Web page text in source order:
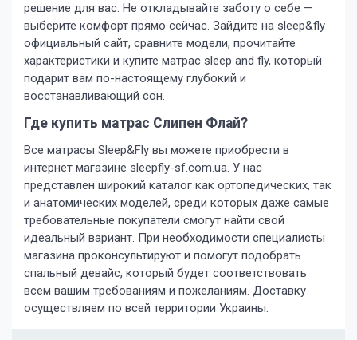
решение для вас. Не откладывайте заботу о себе —
выберите комфорт прямо сейчас. Зайдите на sleep&fly
официальный сайт, сравните модели, прочитайте
характеристики и купите матрас sleep and fly, который
подарит вам по-настоящему глубокий и
восстанавливающий сон.
Где купить матрас Слипен Флай?
Все матрасы Sleep&Fly вы можете приобрести в
интернет магазине sleepfly-sf.com.ua. У нас
представлен широкий каталог как ортопедических, так
и анатомических моделей, среди которых даже самые
требовательные покупатели смогут найти свой
идеальный вариант. При необходимости специалисты
магазина проконсультируют и помогут подобрать
спальный девайс, который будет соответствовать
всем вашим требованиям и пожеланиям. Доставку
осуществляем по всей территории Украины.